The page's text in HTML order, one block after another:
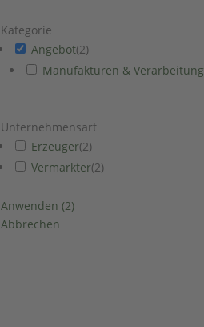
Kategorie
Angebot(2)
Manufakturen & Verarbeitung
Unternehmensart
Erzeuger(2)
Vermarkter(2)
Anwenden(2)
Abbrechen